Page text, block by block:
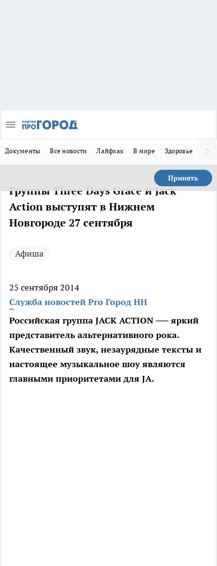
Документы Все новости Лайфхак В мире Здоровье
Принять
Группы Three Days Grace и Jack
Action выступят в Нижнем
Новгороде 27 сентября
Афиша
25 сентября 2014
Служба новостей Pro Город НН
Российская группа JACK ACTION ── яркий
представитель альтернативного рока.
Качественный звук, незаурядные тексты и
настоящее музыкальное шоу являются
главными приоритетами для JA.